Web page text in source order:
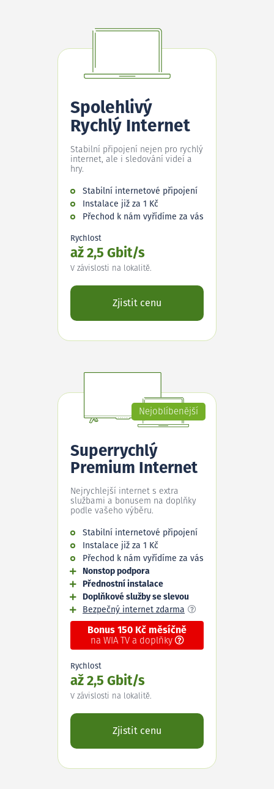
Spolehlivý
Rychlý Internet
Stabilní připojení nejen pro rychlý
internet, ale i sledování videí a
hry.
Stabilní internetové připojení
Instalace již za 1 Kč
Přechod k nám vyřídíme za vás
Rychlost
až 2,5 Gbit/s
V závislosti na lokalitě.
Zjistit cenu
Nejoblíbenější
Superrychlý
Premium Internet
Nejrychlejší internet s extra
službami a bonusem na doplňky
podle vašeho výběru.
Stabilní internetové připojení
Instalace již za 1 Kč
Přechod k nám vyřídíme za vás
Nonstop podpora
Přednostní instalace
Doplňkové služby se slevou
Bezpečný internet zdarma
Bonus 150 Kč měsíčně
na WIA TV a doplňky
Rychlost
až 2,5 Gbit/s
V závislosti na lokalitě.
Zjistit cenu